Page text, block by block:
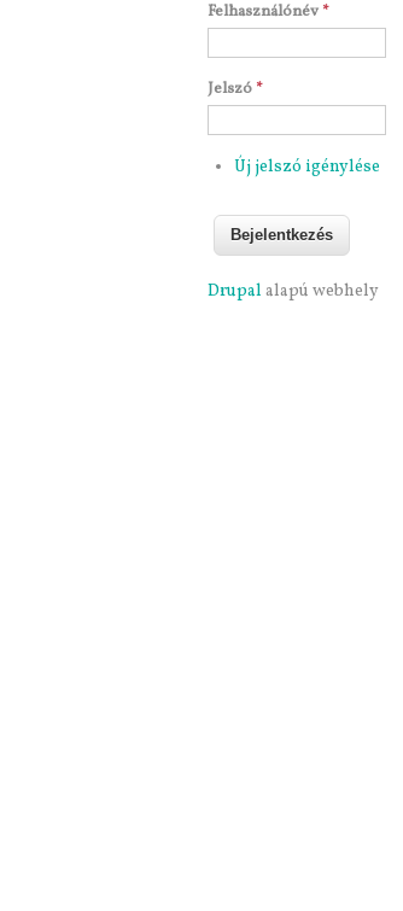
Felhasználónév *
Jelszó *
Új jelszó igénylése
Drupal alapú webhely